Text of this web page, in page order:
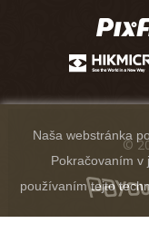
Naša webstránka
Pokračovaním v
používaním tejto
©